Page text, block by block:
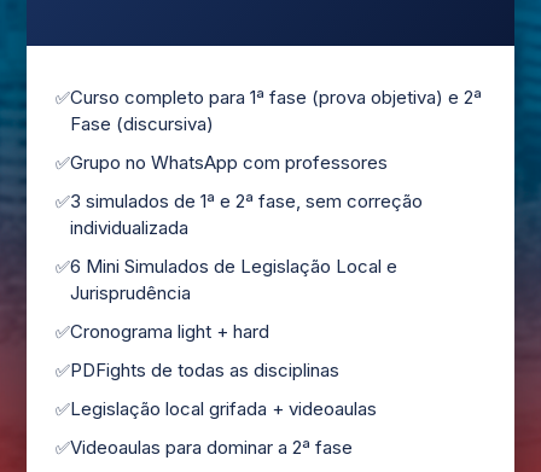
Curso completo para 1ª fase (prova objetiva) e 2ª
Fase (discursiva)
Grupo no WhatsApp com professores
3 simulados de 1ª e 2ª fase, sem correção
individualizada
6 Mini Simulados de Legislação Local e
Jurisprudência
Cronograma light + hard
PDFights de todas as disciplinas
Legislação local grifada + videoaulas
Videoaulas para dominar a 2ª fase